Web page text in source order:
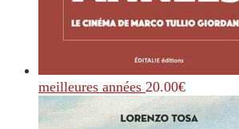
meilleures années 20.00€